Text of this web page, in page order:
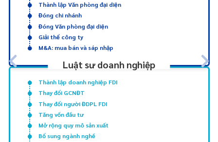
Thành lập Văn phòng đại diện
Đóng chi nhánh
Đóng Văn phòng đại diện
Giải thể công ty
M&A: mua bán và sáp nhập
Luật sư doanh nghiệp
Thành lập doanh nghiệp FDI
Thay đổi GCNĐT
Thay đổi người ĐDPL FDI
Tăng vốn đầu tư
Mở rộng quy mô sản xuất
Bổ sung ngành nghề